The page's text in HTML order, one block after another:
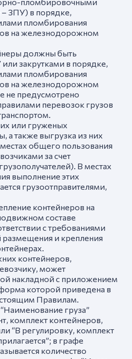
– ЗПУ) в порядке,
пломбирования
на железнодорожном
должны быть
закрутками в порядке,
пломбирования
на железнодорожном
не предусмотрено
перевозок грузов
или груженых
а также выгрузка из них
общего пользования
за счет
В местах
выполнение этих
грузоотправителями,
контейнеров на
составе
с требованиями
размещения и крепления
контейнеров,
может
накладной с приложением
которой приведена в
Правилам.
груза”
комплект контейнеров,
“В регулировку, комплект
в графе
количество